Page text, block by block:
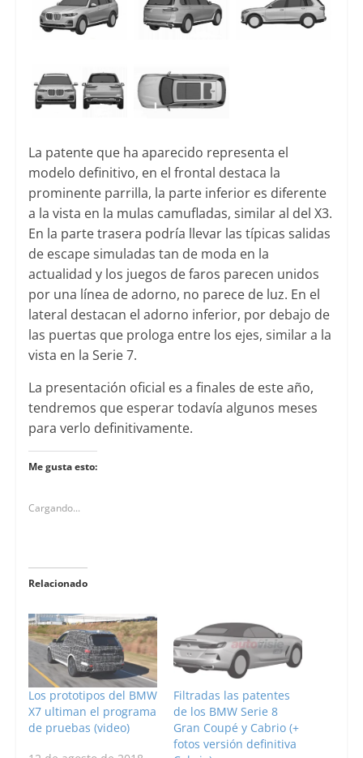
La patente que ha aparecido representa el
modelo definitivo, en el frontal destaca la
prominente parrilla, la parte inferior es diferente
a la vista en la mulas camufladas, similar al del X3.
En la parte trasera podría llevar las típicas salidas
de escape simuladas tan de moda en la
actualidad y los juegos de faros parecen unidos
por una línea de adorno, no parece de luz. En el
lateral destacan el adorno inferior, por debajo de
las puertas que prologa entre los ejes, similar a la
vista en la Serie 7.
La presentación oficial es a finales de este año,
tendremos que esperar todavía algunos meses
para verlo definitivamente.
Me gusta esto:
Cargando...
Relacionado
Los prototipos del BMW
X7 ultiman el programa
de pruebas (video)
Filtradas las patentes
de los BMW Serie 8
Gran Coupé y Cabrio (+
fotos versión definitiva